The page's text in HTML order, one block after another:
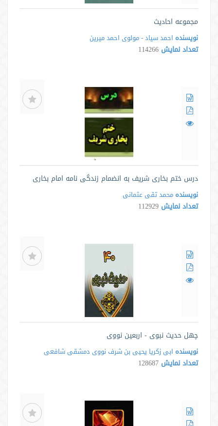
مجموعه احادیث
نویسنده احمد سیاد - مولوی احمد میرین
تعداد نمایش 114266
درس ختم بخاری شریف به انضمام زندگی نامه امام بخاری
نویسنده محمد تقی عثمانی
تعداد نمایش 112929
چهل حدیث نبوی - اربعین نووی
نویسنده ابی زکریا یحیی بن شرف نووی دمشقی شافعی
تعداد نمایش 128687